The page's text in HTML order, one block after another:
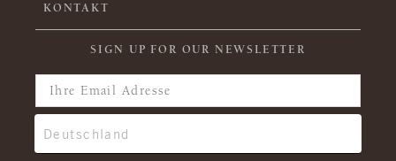
KONTAKT
SIGN UP FOR OUR NEWSLETTER